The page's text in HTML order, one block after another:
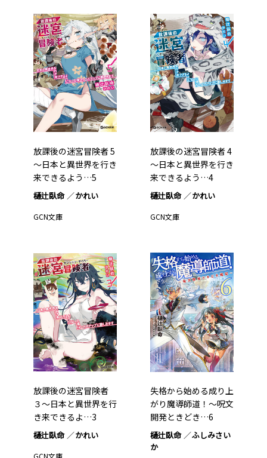
放課後の迷宮冒険者 5
～日本と異世界を行き
来できるよう…5
樋辻臥命 かれい
GCN文庫
放課後の迷宮冒険者 4
～日本と異世界を行き
来できるよう…4
樋辻臥命 かれい
GCN文庫
放課後の迷宮冒険者
３～日本と異世界を行
き来できるよ…3
樋辻臥命 かれい
GCN文庫
失格から始める成り上
がり魔導師道！～呪文
開発ときどき…6
樋辻臥命
ふしみさい
か